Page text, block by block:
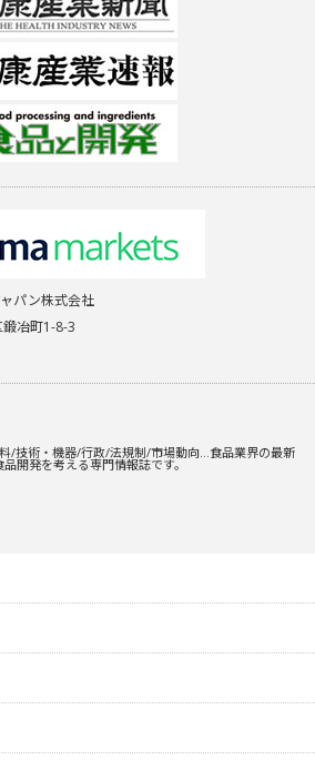
パン株式会社
冶町1-8-3
/技術・機器/行政/法規制/市場動向…食品業界の最新
開発を考える専門情報誌です。